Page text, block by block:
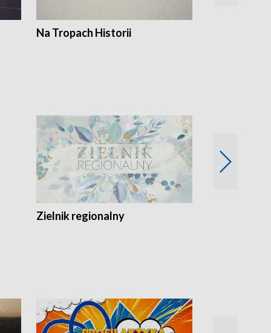
Na Tropach Historii
Zielnik regionalny